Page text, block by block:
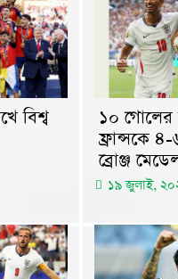
বিশ্ব
১০ গোলের
ফ্রান্সকে ৪-
ব্রোঞ্জ
১৯ জুলাই,